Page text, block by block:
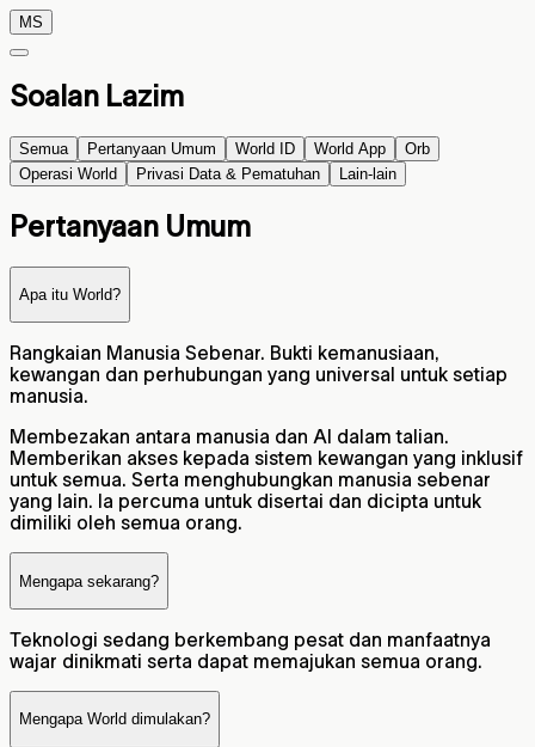
MS
Soalan Lazim
Semua Pertanyaan Umum World ID World App
Orb
Operasi World
Privasi Data & Pematuhan Lain-lain
Pertanyaan Umum
Apa itu World?
Rangkaian Manusia Sebenar. Bukti kemanusiaan,
kewangan dan perhubungan yang universal untuk setiap
manusia.
Membezakan antara manusia dan AI dalam talian.
Memberikan akses kepada sistem kewangan yang inklusif
untuk semua. Serta menghubungkan manusia sebenar
yang lain. Ia percuma untuk disertai dan dicipta untuk
dimiliki oleh semua orang.
Mengapa sekarang?
Teknologi sedang berkembang pesat dan manfaatnya
wajar dinikmati serta dapat memajukan semua orang.
Mengapa World dimulakan?